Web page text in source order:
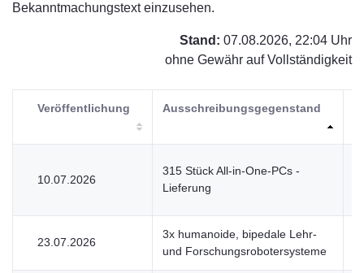
Bekanntmachungstext einzusehen.
Stand: 07.08.2026, 22:04 Uhr
ohne Gewähr auf Vollständigkeit
Veröffentlichung Ausschreibungsgegenstand
10.07.2026
315 Stück All-in-One-PCs -
Lieferung
23.07.2026
3x humanoide, bipedale Lehr-
und Forschungsrobotersysteme